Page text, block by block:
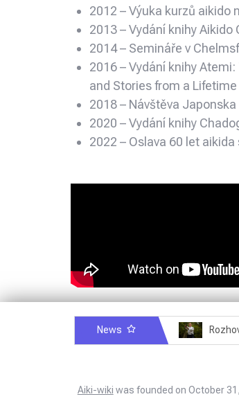
2012 – Výuka kurzů aikido
2013 – Vydání knihy
2014 – Semináře v
2016 – Vydání knihy
and Stories from a
2018 – Návštěva
2020 – Vydání knihy
2022 – Oslava 60 let aikida
News
Aiki-wiki was founded on October 31,